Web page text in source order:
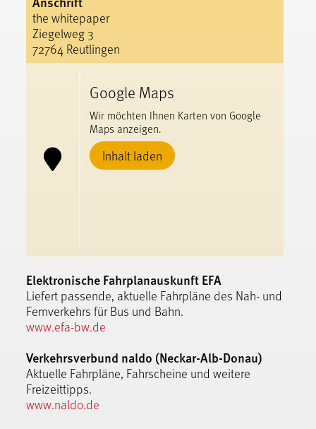
the whitepaper
Ziegelweg 3
72764 Reutlingen
Google Maps
Wir möchten Ihnen Karten von Google
Maps anzeigen.
Inhalt laden
Elektronische Fahrplanauskunft EFA
Liefert passende, aktuelle Fahrpläne des Nah- und
Fernverkehrs für Bus und Bahn.
www.efa-bw.de
Verkehrsverbund naldo (Neckar-Alb-Donau)
Aktuelle Fahrpläne, Fahrscheine und weitere
Freizeittipps.
www.naldo.de